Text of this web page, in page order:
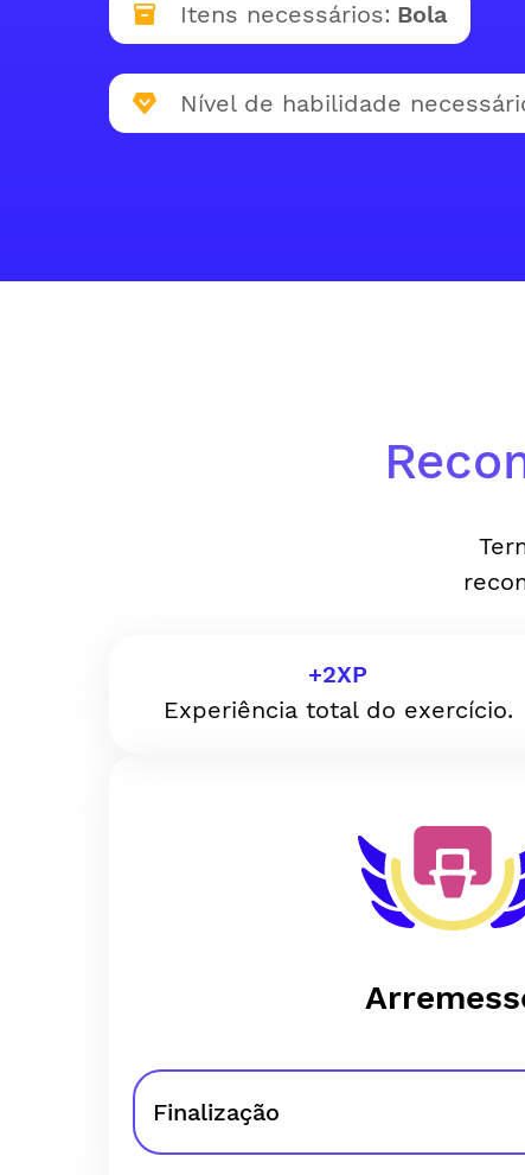
Itens necessários: Bola
Nível de habilidade
+2XP
Experiência total do exercício.
Finalização